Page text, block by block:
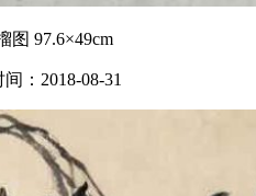
图 97.6×49cm
：2018-08-31